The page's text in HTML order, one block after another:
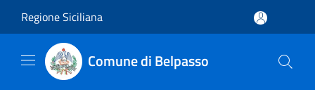
Regione Siciliana
Comune di Belpasso